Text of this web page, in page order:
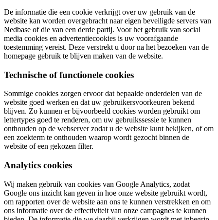
De informatie die een cookie verkrijgt over uw gebruik van de
website kan worden overgebracht naar eigen beveiligde servers van
Nedbase of die van een derde partij. Voor het gebruik van social
media cookies en advertentiecookies is uw voorafgaande
toestemming vereist. Deze verstrekt u door na het bezoeken van de
homepage gebruik te blijven maken van de website.
Technische of functionele cookies
Sommige cookies zorgen ervoor dat bepaalde onderdelen van de
website goed werken en dat uw gebruikersvoorkeuren bekend
blijven. Zo kunnen er bijvoorbeeld cookies worden gebruikt om
lettertypes goed te renderen, om uw gebruikssessie te kunnen
onthouden op de webserver zodat u de website kunt bekijken, of om
een zoekterm te onthouden waarop wordt gezocht binnen de
website of een gekozen filter.
Analytics cookies
Wij maken gebruik van cookies van Google Analytics, zodat
Google ons inzicht kan geven in hoe onze website gebruikt wordt,
om rapporten over de website aan ons te kunnen verstrekken en om
ons informatie over de effectiviteit van onze campagnes te kunnen